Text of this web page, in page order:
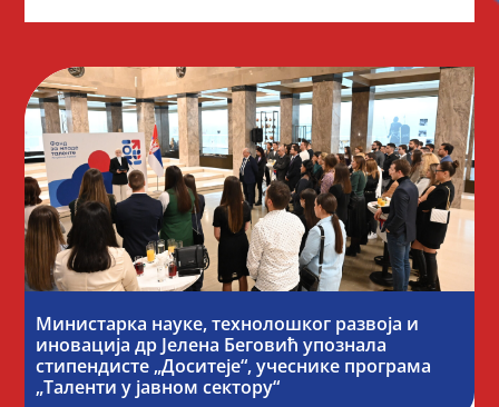
Министарка науке, технолошког развоја и
иновација др Јелена Беговић упознала
стипендисте „Доситеје“, учеснике програма
„Таленти у јавном сектору“